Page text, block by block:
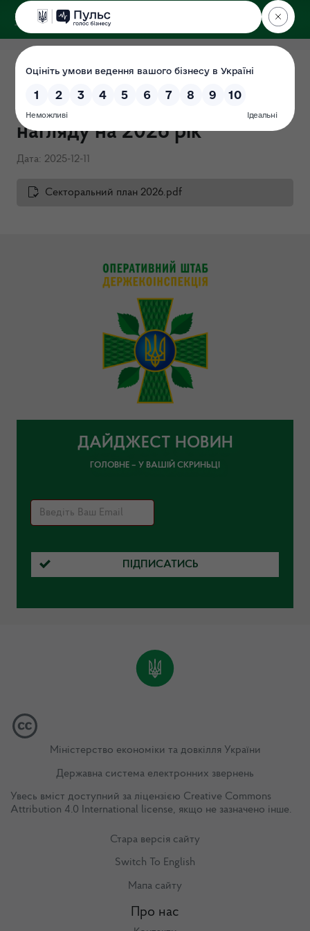
ДЕРЖЕКОІНСПЕКЦІЯ
Секторальний план
державного ринкового
нагляду на 2026 рік
Дата: 2025-12-11
Секторальний план 2026.pdf
ДАЙДЖЕСТ НОВИН
ГОЛОВНЕ – У ВАШІЙ СКРИНЬЦІ
ПІДПИСАТИСЬ
Міністерство економіки та довкілля України
Державна система електронних звернень
Увесь вміст доступний за ліцензією Creative Commons
Attribution 4.0 International license, якщо не зазначено інше.
Стара версія сайту
Switch To English
Мапа сайту
Про нас